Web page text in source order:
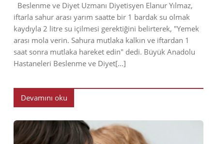
Beslenme ve Diyet Uzmanı Diyetisyen Elanur Yılmaz,
iftarla sahur arası yarım saatte bir 1 bardak su olmak
kaydıyla 2 litre su içilmesi gerektiğini belirterek, "Yemek
arası mola verin. Sahura mutlaka kalkın ve iftardan 1
saat sonra mutlaka hareket edin" dedi. Büyük Anadolu
Hastaneleri Beslenme ve Diyet[…]
Devamını oku